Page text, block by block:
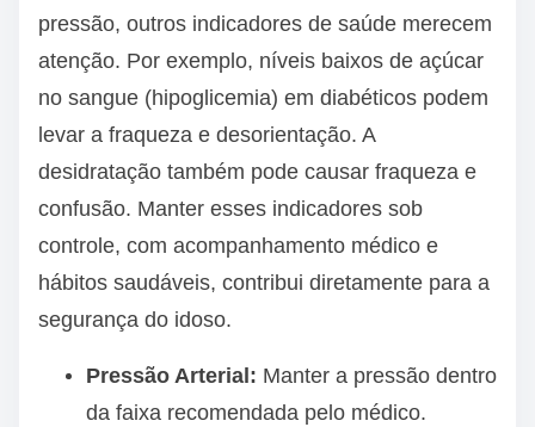
pressão, outros indicadores de saúde merecem
atenção. Por exemplo, níveis baixos de açúcar
no sangue (hipoglicemia) em diabéticos podem
levar a fraqueza e desorientação. A
desidratação também pode causar fraqueza e
confusão. Manter esses indicadores sob
controle, com acompanhamento médico e
hábitos saudáveis, contribui diretamente para a
segurança do idoso.
Pressão Arterial: Manter a pressão dentro
da faixa recomendada pelo médico.